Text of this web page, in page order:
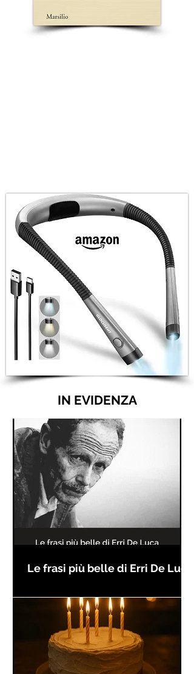
IN EVIDENZA
Le frasi più belle di Erri De Luca